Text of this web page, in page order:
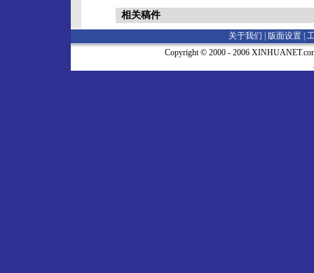
相关稿件
关于我们 | 版面设置
Copyright © 2000 - 2006